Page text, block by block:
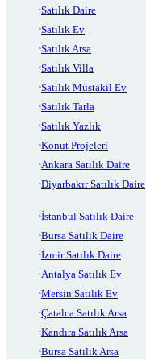
Satılık Daire
Satılık Ev
Satılık Arsa
Satılık Villa
Satılık Müstakil Ev
Satılık Tarla
Satılık Yazlık
Konut Projeleri
Ankara Satılık Daire
Diyarbakır Satılık Daire
İstanbul Satılık Daire
Bursa Satılık Daire
İzmir Satılık Daire
Antalya Satılık Ev
Mersin Satılık Ev
Çatalca Satılık Arsa
Kandıra Satılık Arsa
Bursa Satılık Arsa